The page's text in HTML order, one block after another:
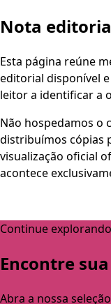
Nota
Esta página reúne
editorial disponível
leitor a identificar a
Não hospedamos o
distribuímos cópias
visualização oficial
acontece
Continue explorando
Encontre
Abra a nossa